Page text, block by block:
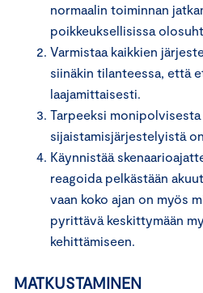
normaalin toiminnan
poikkeuksellisissa
Varmistaa kaikkien
siinäkin tilanteessa, että
laajamittaisesti.
Tarpeeksi monipolvisesta
sijaistamisjärjestelyistä
Käynnistää
reagoida pelkästään
vaan koko ajan on myös
pyrittävä keskittymään
kehittämiseen.
MATKUSTAMINEN